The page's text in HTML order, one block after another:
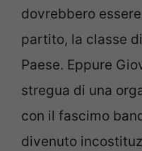
dovrebbero
partito, la classe
Paese. Eppure
stregua di una
con il fascimo
divenuto